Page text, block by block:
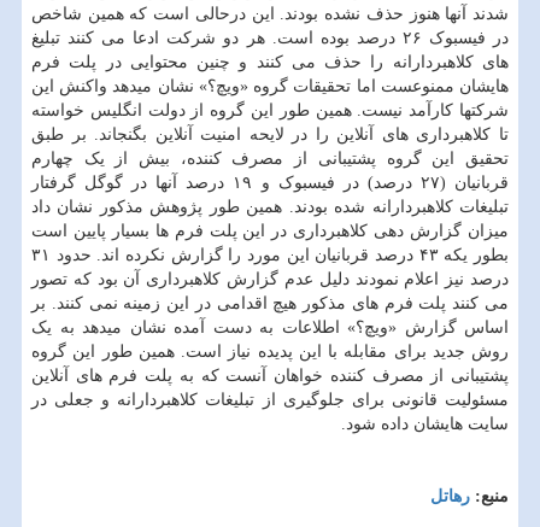
شدند آنها هنوز حذف نشده بودند. این درحالی است که همین شاخص
در فیسبوک ۲۶ درصد بوده است. هر دو شرکت ادعا می کنند تبلیغ
های کلاهبردارانه را حذف می کنند و چنین محتوایی در پلت فرم
هایشان ممنوعست اما تحقیقات گروه «ویچ؟» نشان میدهد واکنش این
شرکتها کارآمد نیست. همین طور این گروه از دولت انگلیس خواسته
تا کلاهبرداری های آنلاین را در لایحه امنیت آنلاین بگنجاند. بر طبق
تحقیق این گروه پشتیبانی از مصرف کننده، بیش از یک چهارم
قربانیان (۲۷ درصد) در فیسبوک و ۱۹ درصد آنها در گوگل گرفتار
تبلیغات کلاهبردارانه شده بودند. همین طور پژوهش مذکور نشان داد
میزان گزارش دهی کلاهبرداری در این پلت فرم ها بسیار پایین است
بطور یکه ۴۳ درصد قربانیان این مورد را گزارش نکرده اند. حدود ۳۱
درصد نیز اعلام نمودند دلیل عدم گزارش کلاهبرداری آن بود که تصور
می کنند پلت فرم های مذکور هیچ اقدامی در این زمینه نمی کنند. بر
اساس گزارش «ویچ؟» اطلاعات به دست آمده نشان میدهد به یک
روش جدید برای مقابله با این پدیده نیاز است. همین طور این گروه
پشتیبانی از مصرف کننده خواهان آنست که به پلت فرم های آنلاین
مسئولیت قانونی برای جلوگیری از تبلیغات کلاهبردارانه و جعلی در
سایت هایشان داده شود.
منبع: رهاتل